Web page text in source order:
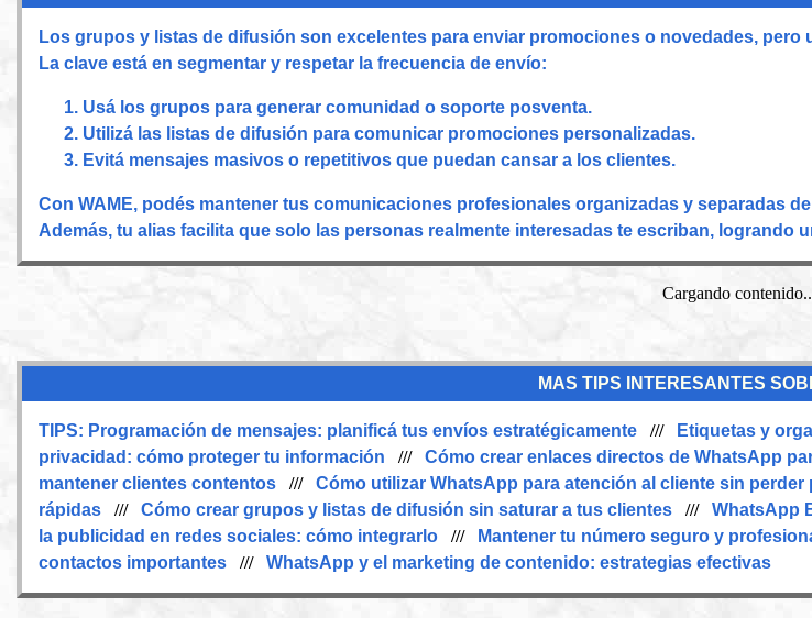
Los grupos y listas de difusión son excelentes para enviar promociones o novedades,
La clave está en segmentar y respetar la frecuencia de envío:
Usá los grupos para generar comunidad o soporte posventa.
Utilizá las listas de difusión para comunicar promociones personalizadas.
Evitá mensajes masivos o repetitivos que puedan cansar a los clientes.
Con WAME, podés mantener tus comunicaciones profesionales organizadas y separadas
Además, tu alias facilita que solo las personas realmente interesadas te escriban, logrando
Cargando
MAS TIPS INTERESANTES
TIPS: Programación de mensajes: planificá tus envíos estratégicamente /// Etiquetas y
privacidad: cómo proteger tu información /// Cómo crear enlaces directos de WhatsApp
mantener clientes contentos /// Cómo utilizar WhatsApp para atención al cliente sin
rápidas /// Cómo crear grupos y listas de difusión sin saturar a tus clientes /// WhatsApp
la publicidad en redes sociales: cómo integrarlo /// Mantener tu número seguro y
contactos importantes /// WhatsApp y el marketing de contenido: estrategias efectivas